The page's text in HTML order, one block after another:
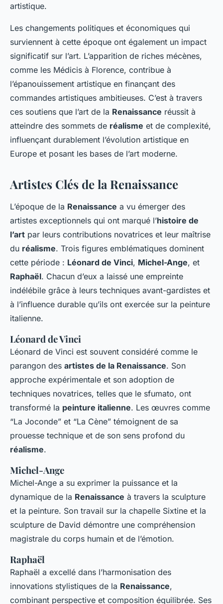
artistique.
Les changements politiques et économiques qui
surviennent à cette époque ont également un impact
significatif sur l’art. L’apparition de riches mécènes,
comme les Médicis à Florence, contribue à
l’épanouissement artistique en finançant des
commandes artistiques ambitieuses. C’est à travers
ces soutiens que l’art de la Renaissance réussit à
atteindre des sommets de réalisme et de complexité,
influençant durablement l’évolution artistique en
Europe et posant les bases de l’art moderne.
Artistes Clés de la Renaissance
L’époque de la Renaissance a vu émerger des
artistes exceptionnels qui ont marqué l’histoire de
l’art par leurs contributions novatrices et leur maîtrise
du réalisme. Trois figures emblématiques dominent
cette période : Léonard de Vinci, Michel-Ange, et
Raphaël. Chacun d’eux a laissé une empreinte
indélébile grâce à leurs techniques avant-gardistes et
à l’influence durable qu’ils ont exercée sur la peinture
italienne.
Léonard de Vinci
Léonard de Vinci est souvent considéré comme le
parangon des artistes de la Renaissance. Son
approche expérimentale et son adoption de
techniques novatrices, telles que le sfumato, ont
transformé la peinture italienne. Les œuvres comme
“La Joconde” et “La Cène” témoignent de sa
prouesse technique et de son sens profond du
réalisme.
Michel-Ange
Michel-Ange a su exprimer la puissance et la
dynamique de la Renaissance à travers la sculpture
et la peinture. Son travail sur la chapelle Sixtine et la
sculpture de David démontre une compréhension
magistrale du corps humain et de l’émotion.
Raphaël
Raphaël a excellé dans l’harmonisation des
innovations stylistiques de la Renaissance,
combinant perspective et composition équilibrée. Ses